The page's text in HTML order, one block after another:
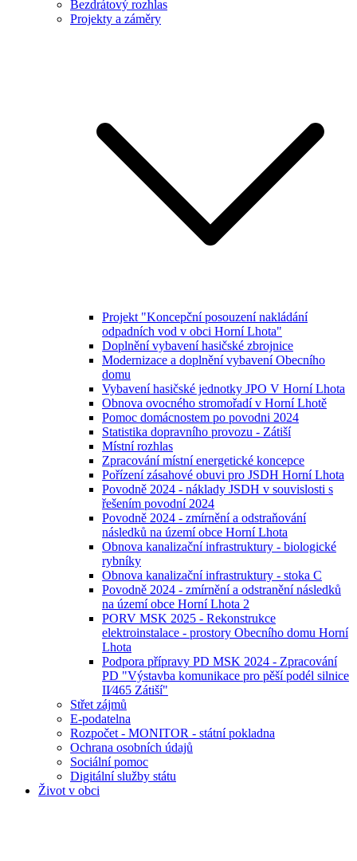
Bezdrátový rozhlas
Projekty a záměry
Projekt "Koncepční posouzení nakládání
odpadních vod v obci Horní Lhota"
Doplnění vybavení hasičské zbrojnice
Modernizace a doplnění vybavení Obecního
domu
Vybavení hasičské jednotky JPO V Horní Lhota
Obnova ovocného stromořadí v Horní Lhotě
Pomoc domácnostem po povodni 2024
Statistika dopravního provozu - Zátiší
Místní rozhlas
Zpracování místní energetické koncepce
Pořízení zásahové obuvi pro JSDH Horní Lhota
Povodně 2024 - náklady JSDH v souvislosti s
řešením povodní 2024
Povodně 2024 - zmírnění a odstraňování
následků na území obce Horní Lhota
Obnova kanalizační infrastruktury - biologické
rybníky
Obnova kanalizační infrastruktury - stoka C
Povodně 2024 - zmírnění a odstranění následků
na území obce Horní Lhota 2
PORV MSK 2025 - Rekonstrukce
elektroinstalace - prostory Obecního domu Horní
Lhota
Podpora přípravy PD MSK 2024 - Zpracování
PD "Výstavba komunikace pro pěší podél silnice
II⁄465 Zátiší"
Střet zájmů
E-podatelna
Rozpočet - MONITOR - státní pokladna
Ochrana osobních údajů
Sociální pomoc
Digitální služby státu
Život v obci